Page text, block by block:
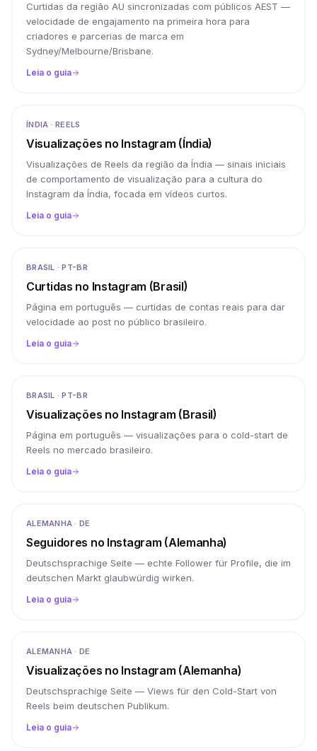
Curtidas da região AU sincronizadas com públicos AEST —
velocidade de engajamento na primeira hora para
criadores e parcerias de marca em
Sydney/Melbourne/Brisbane.
Leia o guia
ÍNDIA · REELS
Visualizações no Instagram (Índia)
Visualizações de Reels da região da Índia — sinais iniciais
de comportamento de visualização para a cultura do
Instagram da Índia, focada em vídeos curtos.
Leia o guia
BRASIL · PT-BR
Curtidas no Instagram (Brasil)
Página em português — curtidas de contas reais para dar
velocidade ao post no público brasileiro.
Leia o guia
BRASIL · PT-BR
Visualizações no Instagram (Brasil)
Página em português — visualizações para o cold-start de
Reels no mercado brasileiro.
Leia o guia
ALEMANHA · DE
Seguidores no Instagram (Alemanha)
Deutschsprachige Seite — echte Follower für Profile, die im
deutschen Markt glaubwürdig wirken.
Leia o guia
ALEMANHA · DE
Visualizações no Instagram (Alemanha)
Deutschsprachige Seite — Views für den Cold-Start von
Reels beim deutschen Publikum.
Leia o guia